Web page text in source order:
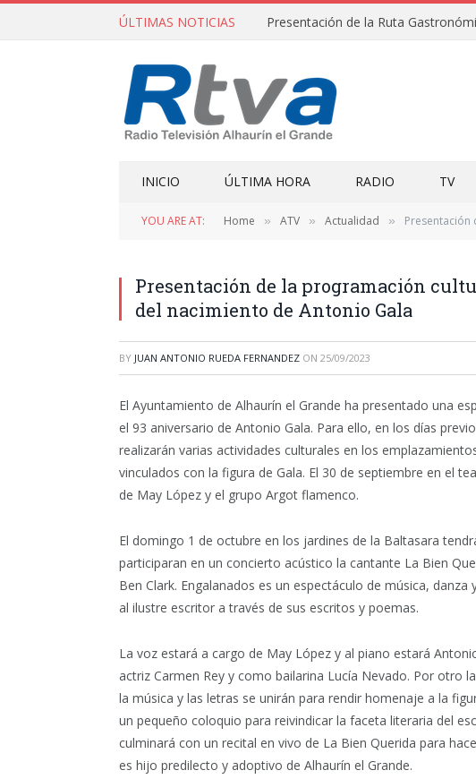
ÚLTIMAS NOTICIAS Presentación de la Ruta
INICIO ÚLTIMA HORA RADIO TV
YOU ARE AT: Home » ATV » Actualidad »
Presentación de la programación
del nacimiento de Antonio Gala
BY JUAN ANTONIO RUEDA FERNANDEZ ON 25/09/2023
El Ayuntamiento de Alhaurín el Grande ha presentado una
el 93 aniversario de Antonio Gala. Para ello, en los días
realizarán varias actividades culturales en los
vinculados con la figura de Gala. El 30 de septiembre en el
de May López y el grupo Argot flamenco.
El domingo 1 de octubre en los jardines de la Baltasara
participaran en un concierto acústico la cantante La Bien
Ben Clark. Engalanados es un espectáculo de música,
al ilustre escritor a través de sus escritos y poemas.
La voz estará a cargo de May López y al piano estará
actriz Carmen Rey y como bailarina Lucía Nevado. Por otro
la música y las letras se unirán para rendir homenaje a la
un pequeño coloquio para reivindicar la faceta literaria del
culminará con un recital en vivo de La Bien Querida para
es hijo predilecto y adoptivo de Alhaurín el Grande.